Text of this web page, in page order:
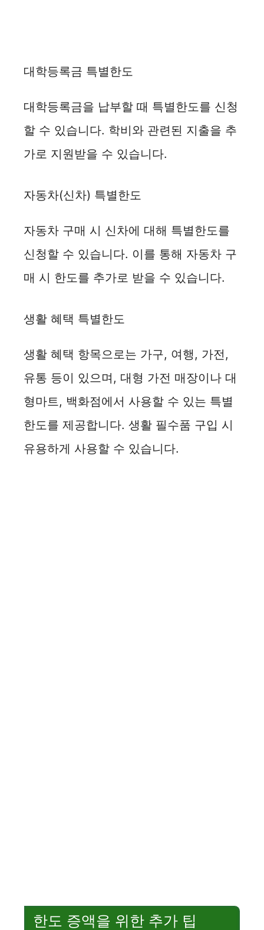
대학등록금 특별한도
대학등록금을 납부할 때 특별한도를 신청
할 수 있습니다. 학비와 관련된 지출을 추
가로 지원받을 수 있습니다.
자동차(신차) 특별한도
자동차 구매 시 신차에 대해 특별한도를
신청할 수 있습니다. 이를 통해 자동차 구
매 시 한도를 추가로 받을 수 있습니다.
생활 혜택 특별한도
생활 혜택 항목으로는 가구, 여행, 가전,
유통 등이 있으며, 대형 가전 매장이나 대
형마트, 백화점에서 사용할 수 있는 특별
한도를 제공합니다. 생활 필수품 구입 시
유용하게 사용할 수 있습니다.
한도 증액을 위한 추가 팁